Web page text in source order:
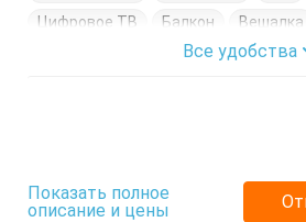
Цифровое ТВ
Балкон
Вешалка
Кровать двуспальная
Кровать
Все удобства
Показать полное
описание и цены